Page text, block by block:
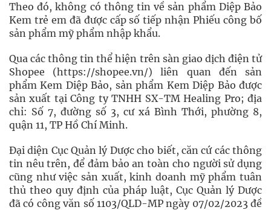
Theo đó, không có thông tin về sản phẩm Diệp Bảo
Kem trẻ em đã được cấp số tiếp nhận Phiếu công bố
sản phẩm mỹ phẩm nhập khẩu.
Qua các thông tin thể hiện trên sàn giao dịch điện tử
Shopee (https://shopee.vn/) liên quan đến sản
phẩm Kem Diệp Bảo, sản phẩm Kem Diệp Bảo được
sản xuất tại Công ty TNHH SX-TM Healing Pro; địa
chỉ: Số 7, đường số 3, cư xá Bình Thới, phường 8,
quận 11, TP Hồ Chí Minh.
Đại diện Cục Quản lý Dược cho biết, căn cứ các thông
tin nêu trên, để đảm bảo an toàn cho người sử dụng
cũng như việc sản xuất, kinh doanh mỹ phẩm tuân
thủ theo quy định của pháp luật, Cục Quản lý Dược
đã có công văn số 1103/QLD-MP ngày 07/02/2023 đề